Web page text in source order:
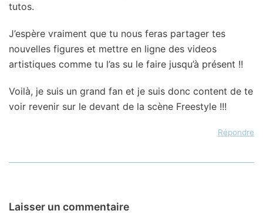
tutos.
J’espère vraiment que tu nous feras partager tes
nouvelles figures et mettre en ligne des videos
artistiques comme tu l’as su le faire jusqu’à présent !!
Voilà, je suis un grand fan et je suis donc content de te
voir revenir sur le devant de la scène Freestyle !!!
Répondre
Laisser un commentaire